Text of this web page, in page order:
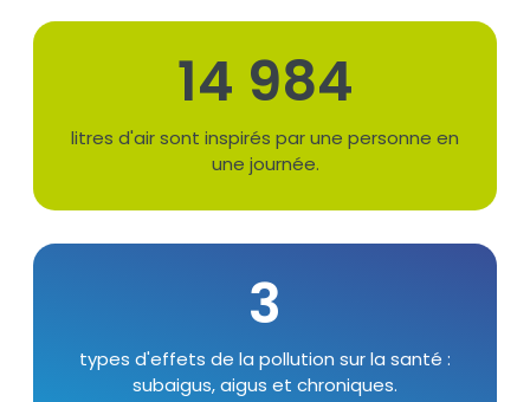
Chiffres
14 999
Texte
litres d'air sont inspirés par une personne en
une journée.
3
Texte
types d'effets de la pollution sur la santé :
subaigus, aigus et chroniques.